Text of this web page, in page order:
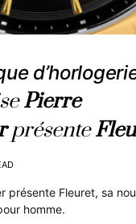
Pierre
présente
présente Fleuret, sa
homme.